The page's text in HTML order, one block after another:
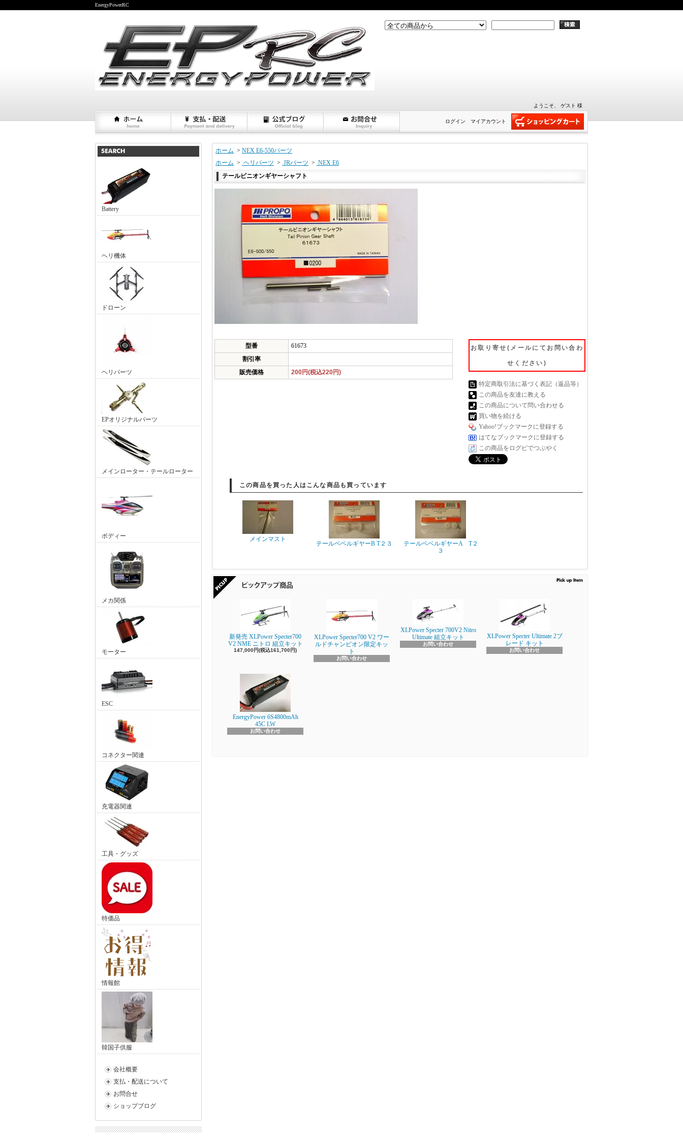
EnergyPowerRC
ようこそ、 ゲスト 様
マイアカウント
ログイン
Battery
ヘリ機体
ドローン
ヘリパーツ
EPオリジナルパーツ
メインローター・テールローター
ボディー
メカ関係
モーター
ESC
コネクター関連
充電器関連
工具・グッズ
特価品
情報館
韓国子供服
会社概要
支払・配送について
お問合せ
ショップブログ
ホーム > NEX E6-550パーツ
ホーム > ヘリパーツ > JRパーツ > NEX E6
テールピニオンギヤーシャフト
型番
61673
割引率
販売価格
200円(税込220円)
お取り寄せ(メールにてお問い合わ
せください)
特定商取引法に基づく表記（返品等）
この商品を友達に教える
この商品について問い合わせる
買い物を続ける
Yahoo!ブックマークに登録する
はてなブックマークに登録する
この商品をログピでつぶやく
この商品を買った人はこんな商品も買っています
メインマスト
テールベベルギヤーB T２３
テールベベルギヤーA T２
３
新発売 XLPower Specter700
V2 NME ニトロ 組立キット
147,000円(税込161,700円)
XLPower Specter700 V2 ワー
ルドチャンピオン限定キッ
ト
お問い合わせ
XLPower Specter 700V2 Nitro
Ultimate 組立キット
お問い合わせ
XLPower Specter Ultimate 2ブ
レード キット
お問い合わせ
EnergyPower 6S4800mAh
45C LW
お問い合わせ